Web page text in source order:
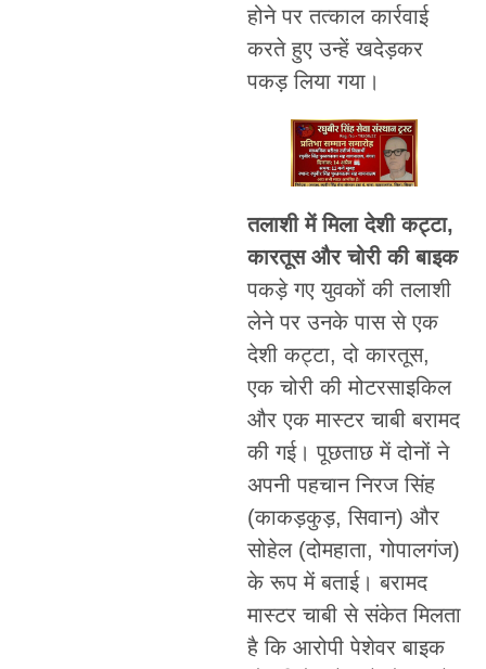
होने पर तत्काल कार्रवाई
करते हुए उन्हें खदेड़कर
पकड़ लिया गया।
तलाशी में मिला देशी कट्टा,
कारतूस और चोरी की बाइक
पकड़े गए युवकों की तलाशी
लेने पर उनके पास से एक
देशी कट्टा, दो कारतूस,
एक चोरी की मोटरसाइकिल
और एक मास्टर चाबी बरामद
की गई। पूछताछ में दोनों ने
अपनी पहचान निरज सिंह
(काकड़कुड़, सिवान) और
सोहेल (दोमहाता, गोपालगंज)
के रूप में बताई। बरामद
मास्टर चाबी से संकेत मिलता
है कि आरोपी पेशेवर बाइक